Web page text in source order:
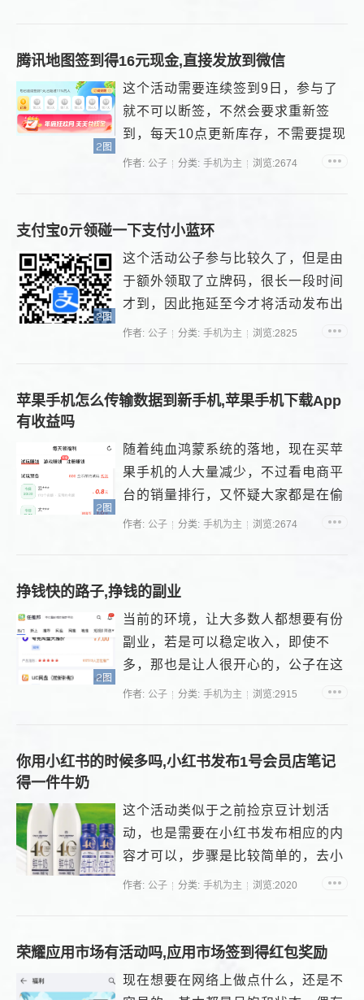
腾讯地图签到得16元现金,直接发放到微信
2图
这个活动需要连续签到9日，参与了
就不可以断签，不然会要求重新签
到，每天10点更新库存，不需要提现
直接就会到达你的微信钱包...
作者: 公子 分类: 手机为主 浏览:2674
支付宝0亓领碰一下支付小蓝环
2图
这个活动公子参与比较久了，但是由
于额外领取了立牌码，很长一段时间
才到，因此拖延至今才将活动发布出
来，活动较为简单，自己家人，或者
作者: 公子 分类: 手机为主 浏览:2825
苹果手机怎么传输数据到新手机,苹果手机下载App
有收益吗
2图
随着纯血鸿蒙系统的落地，现在买苹
果手机的人大量减少，不过看电商平
台的销量排行，又怀疑大家都是在偷
偷的买，...
作者: 公子 分类: 手机为主 浏览:2674
挣钱快的路子,挣钱的副业
2图
当前的环境，让大多数人都想要有份
副业，若是可以稳定收入，即使不
多，那也是让人很开心的，公子在这
方面花了不少的时间，...
作者: 公子 分类: 手机为主 浏览:2915
你用小红书的时候多吗,小红书发布1号会员店笔记
得一件牛奶
这个活动类似于之前捡京豆计划活
动，也是需要在小红书发布相应的内
容才可以，步骤是比较简单的，去小
红书按照规则发布笔记：...
作者: 公子 分类: 手机为主 浏览:2020
荣耀应用市场有活动吗,应用市场签到得红包奖励
现在想要在网络上做点什么，还是不